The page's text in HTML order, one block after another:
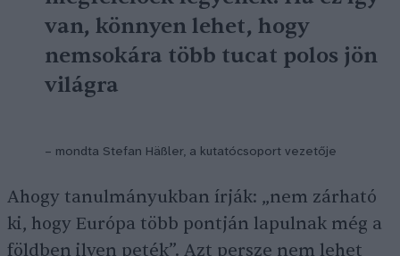
van, könnyen lehet, hogy
nemsokára több tucat polos jön
világra
– mondta Stefan Häßler, a kutatócsoport vezetője
Ahogy tanulmányukban írják: „nem zárható
ki, hogy Európa több pontján lapulnak még a
földben ilyen peték”. Azt persze nem lehet